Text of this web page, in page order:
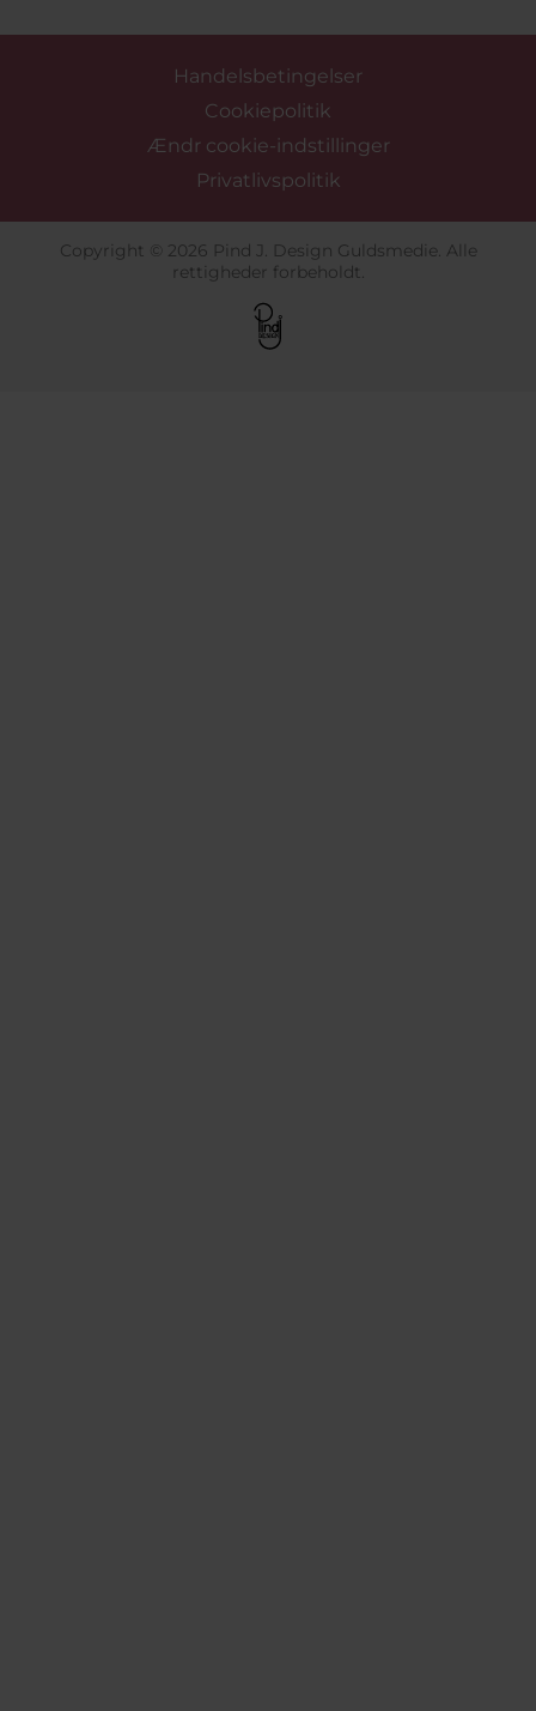
Handelsbetingelser
Cookiepolitik
Ændr cookie-indstillinger
Privatlivspolitik
Copyright © 2026 Pind J. Design Guldsmedie. Alle
rettigheder forbeholdt.